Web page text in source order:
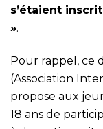
s’étaient
».
Pour rappel, ce
(Association
propose aux
18 ans de